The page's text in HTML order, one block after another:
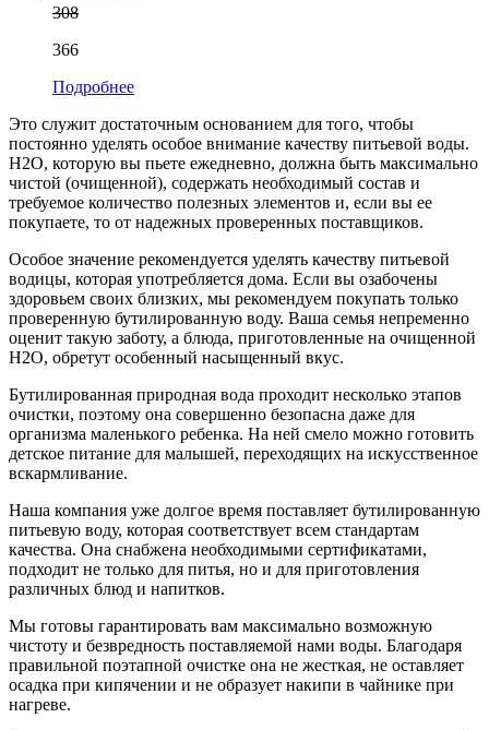
308
366
Подробнее
Это служит достаточным основанием для того, чтобы
постоянно уделять особое внимание качеству питьевой воды.
Н2О, которую вы пьете ежедневно, должна быть максимально
чистой (очищенной), содержать необходимый состав и
требуемое количество полезных элементов и, если вы ее
покупаете, то от надежных проверенных поставщиков.
Особое значение рекомендуется уделять качеству питьевой
водицы, которая употребляется дома. Если вы озабочены
здоровьем своих близких, мы рекомендуем покупать только
проверенную бутилированную воду. Ваша семья непременно
оценит такую заботу, а блюда, приготовленные на очищенной
Н2О, обретут особенный насыщенный вкус.
Бутилированная природная вода проходит несколько этапов
очистки, поэтому она совершенно безопасна даже для
организма маленького ребенка. На ней смело можно готовить
детское питание для малышей, переходящих на искусственное
вскармливание.
Наша компания уже долгое время поставляет бутилированную
питьевую воду, которая соответствует всем стандартам
качества. Она снабжена необходимыми сертификатами,
подходит не только для питья, но и для приготовления
различных блюд и напитков.
Мы готовы гарантировать вам максимально возможную
чистоту и безвредность поставляемой нами воды. Благодаря
правильной поэтапной очистке она не жесткая, не оставляет
осадка при кипячении и не образует накипи в чайнике при
нагреве.